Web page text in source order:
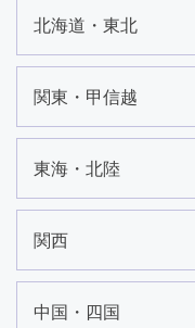
北海道・東北
関東・甲信越
東海・北陸
関西
中国・四国